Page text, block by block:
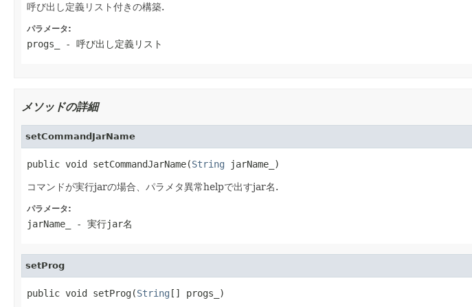
呼び出し定義リスト付きの構築.
パラメータ:
progs_ - 呼び出し定義リスト
メソッドの詳細
setCommandJarName
public void setCommandJarName(String jarName_)
コマンドが実行jarの場合、パラメタ異常helpで出すjar名.
パラメータ:
jarName_ - 実行jar名
setProg
public void setProg(String [] progs_)